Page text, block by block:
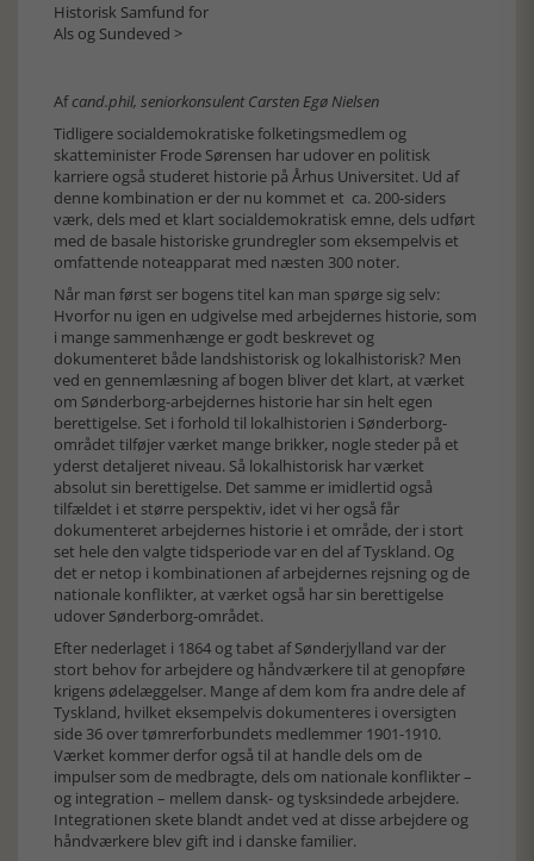
Historisk Samfund for
Als og Sundeved >
Afcand.phil, seniorkonsulent Carsten Egø Nielsen
Tidligere socialdemokratiske folketingsmedlem og
skatteminister Frode Sørensen har udover en politisk
karriere også studeret historie på Århus Universitet. Ud af
denne kombination er der nu kommet et ca. 200-siders
værk, dels med et klart socialdemokratisk emne, dels udført
med de basale historiske grundregler som eksempelvis et
omfattende noteapparat med næsten 300 noter.
Når man først ser bogens titel kan man spørge sig selv:
Hvorfor nu igen en udgivelse med arbejdernes historie, som
i mange sammenhænge er godt beskrevet og
dokumenteret både landshistorisk og lokalhistorisk? Men
ved en gennemlæsning af bogen bliver det klart, at værket
om Sønderborg-arbejdernes historie har sin helt egen
berettigelse. Set i forhold til lokalhistorien i Sønderborg-
området tilføjer værket mange brikker, nogle steder på et
yderst detaljeret niveau. Så lokalhistorisk har værket
absolut sin berettigelse. Det samme er imidlertid også
tilfældet i et større perspektiv, idet vi her også får
dokumenteret arbejdernes historie i et område, der i stort
set hele den valgte tidsperiode var en del af Tyskland. Og
det er netop i kombinationen af arbejdernes rejsning og de
nationale konflikter, at værket også har sin berettigelse
udover Sønderborg-området.
Efter nederlaget i 1864 og tabet af Sønderjylland var der
stort behov for arbejdere og håndværkere til at genopføre
krigens ødelæggelser. Mange af dem kom fra andre dele af
Tyskland, hvilket eksempelvis dokumenteres i oversigten
side 36 over tømrerforbundets medlemmer 1901-1910.
Værket kommer derfor også til at handle dels om de
impulser som de medbragte, dels om nationale konflikter –
og integration – mellem dansk- og tysksindede arbejdere.
Integrationen skete blandt andet ved at disse arbejdere og
håndværkere blev gift ind i danske familier.